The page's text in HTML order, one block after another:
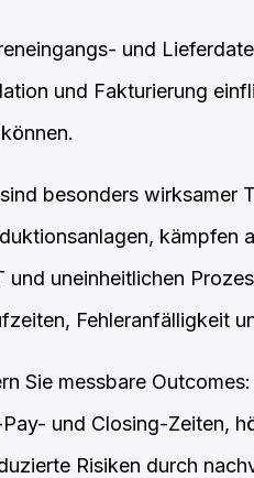
und
und Fakturierung
besonders wirksamer
kämpfen
uneinheitlichen
Fehleranfälligkeit
Sie messbare
und Closing-Zeiten,
Risiken durch